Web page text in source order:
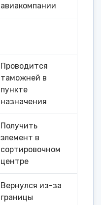
авиакомпании
Проводится
таможней в
пункте
назначения
Получить
элемент в
сортировочном
центре
Вернулся из-за
границы